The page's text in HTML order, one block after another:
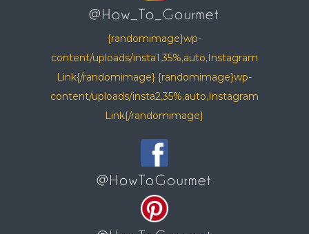
@How_To_Gourmet
{randomimage}wp-
content/uploads/insta1,35%,auto,Instagram
Link{/randomimage} {randomimage}wp-
content/uploads/insta2,35%,auto,Instagram
Link{/randomimage}
@HowToGourmet